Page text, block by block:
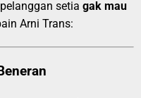
setia gak mau
Arni Trans: